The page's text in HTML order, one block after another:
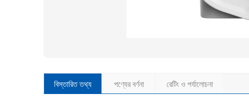
বিস্তারিত তথ্য পণ্যের বর্ণনা রেটিং ও পর্যালোচনা